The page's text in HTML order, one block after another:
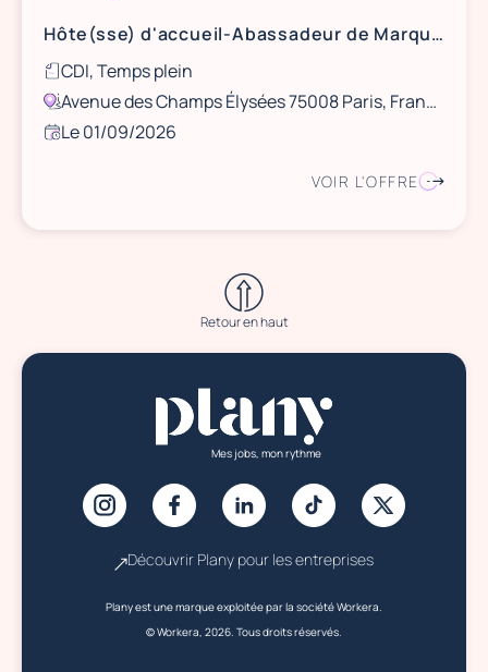
Hôte(sse) d'accueil-Abassadeur de Marque (H/F)-Secteur Automobile-CDI-40h semaine-2426 € bruts
CDI, Temps plein
Avenue des Champs Élysées 75008 Paris, France
Le 01/09/2026
VOIR L'OFFRE
Retour en haut
Mes jobs, mon rythme
Découvrir Plany pour les entreprises
Plany est une marque exploitée par la société Workera.
© Workera, 2026. Tous droits réservés.